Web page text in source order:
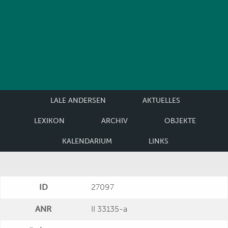
LALE ANDERSEN AKTUELLES
LEXIKON ARCHIV OBJEKTE
KALENDARIUM LINKS
ID 27097
ANR II 33135-a